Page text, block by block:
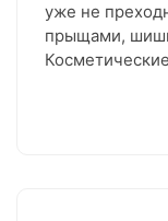
уже не
прыщами,